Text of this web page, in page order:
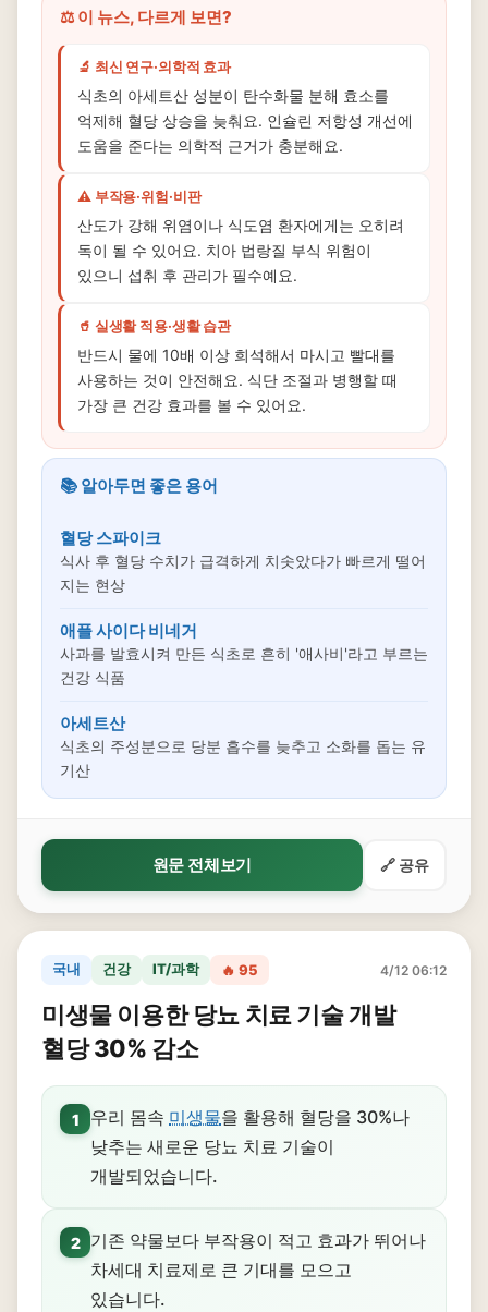
⚖️ 이 뉴스, 다르게 보면?
🔬 최신 연구·의학적 효과
식초의 아세트산 성분이 탄수화물 분해 효소를
억제해 혈당 상승을 늦춰요. 인슐린 저항성 개선에
도움을 준다는 의학적 근거가 충분해요.
⚠️ 부작용·위험·비판
산도가 강해 위염이나 식도염 환자에게는 오히려
독이 될 수 있어요. 치아 법랑질 부식 위험이
있으니 섭취 후 관리가 필수예요.
🥤 실생활 적용·생활 습관
반드시 물에 10배 이상 희석해서 마시고 빨대를
사용하는 것이 안전해요. 식단 조절과 병행할 때
가장 큰 건강 효과를 볼 수 있어요.
📚 알아두면 좋은 용어
혈당 스파이크
식사 후 혈당 수치가 급격하게 치솟았다가 빠르게 떨어
지는 현상
애플 사이다 비네거
사과를 발효시켜 만든 식초로 흔히 '애사비'라고 부르는
건강 식품
아세트산
식초의 주성분으로 당분 흡수를 늦추고 소화를 돕는 유
기산
원문 전체보기 🔗 공유
국내 건강 IT/과학 🔥 95 4/12 06:12
미생물 이용한 당뇨 치료 기술 개발
혈당 30% 감소
1 우리 몸속 미생물을 활용해 혈당을 30%나
낮추는 새로운 당뇨 치료 기술이
개발되었습니다.
2
기존 약물보다 부작용이 적고 효과가 뛰어나
차세대 치료제로 큰 기대를 모으고
있습니다.